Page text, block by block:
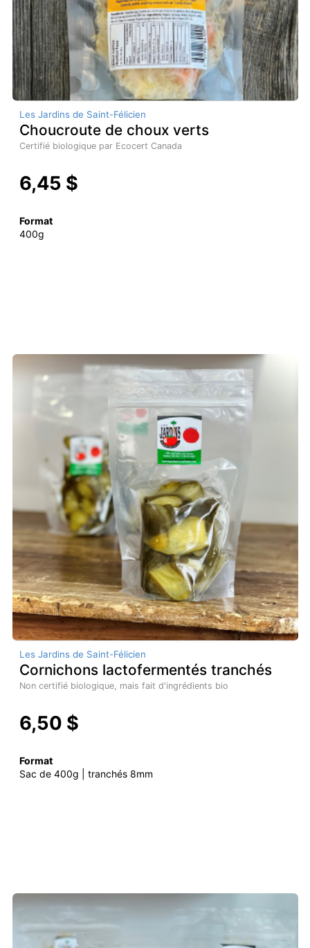
Les Jardins de Saint-Félicien
Choucroute de choux verts
Certifié biologique par Ecocert Canada
6,45 $
Format
400g
Les Jardins de Saint-Félicien
Cornichons lactofermentés tranchés
Non certifié biologique, mais fait d'ingrédients bio
6,50 $
Format
Sac de 400g | tranchés 8mm